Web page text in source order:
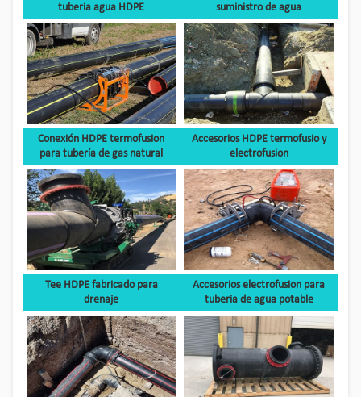
tuberia agua HDPE
suministro de agua
Conexión HDPE termofusion
para tubería de gas natural
Accesorios HDPE termofusio y
electrofusion
Tee HDPE fabricado para
drenaje
Accesorios electrofusion para
tuberia de agua potable